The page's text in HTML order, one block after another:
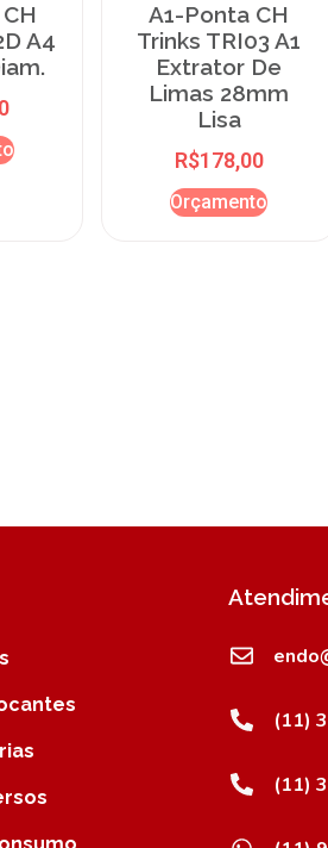
A4
A1-Ponta CH
Trinks TRI03 A1
Extrator De
Limas 28mm
Lisa
R$178,00
Orçamento
(11)
(11)